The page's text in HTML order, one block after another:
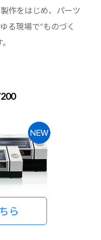
作をはじめ、パーツ
る現場で“ものづく
ら